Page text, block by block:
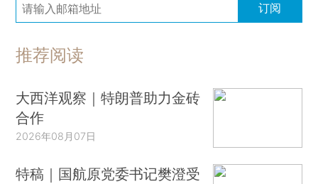
订阅
推荐阅读
大西洋观察｜特朗普助力金砖
合作
2026年08月07日
特稿｜国航原党委书记樊澄受